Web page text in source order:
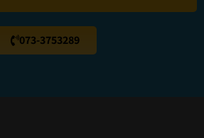
073-3753289